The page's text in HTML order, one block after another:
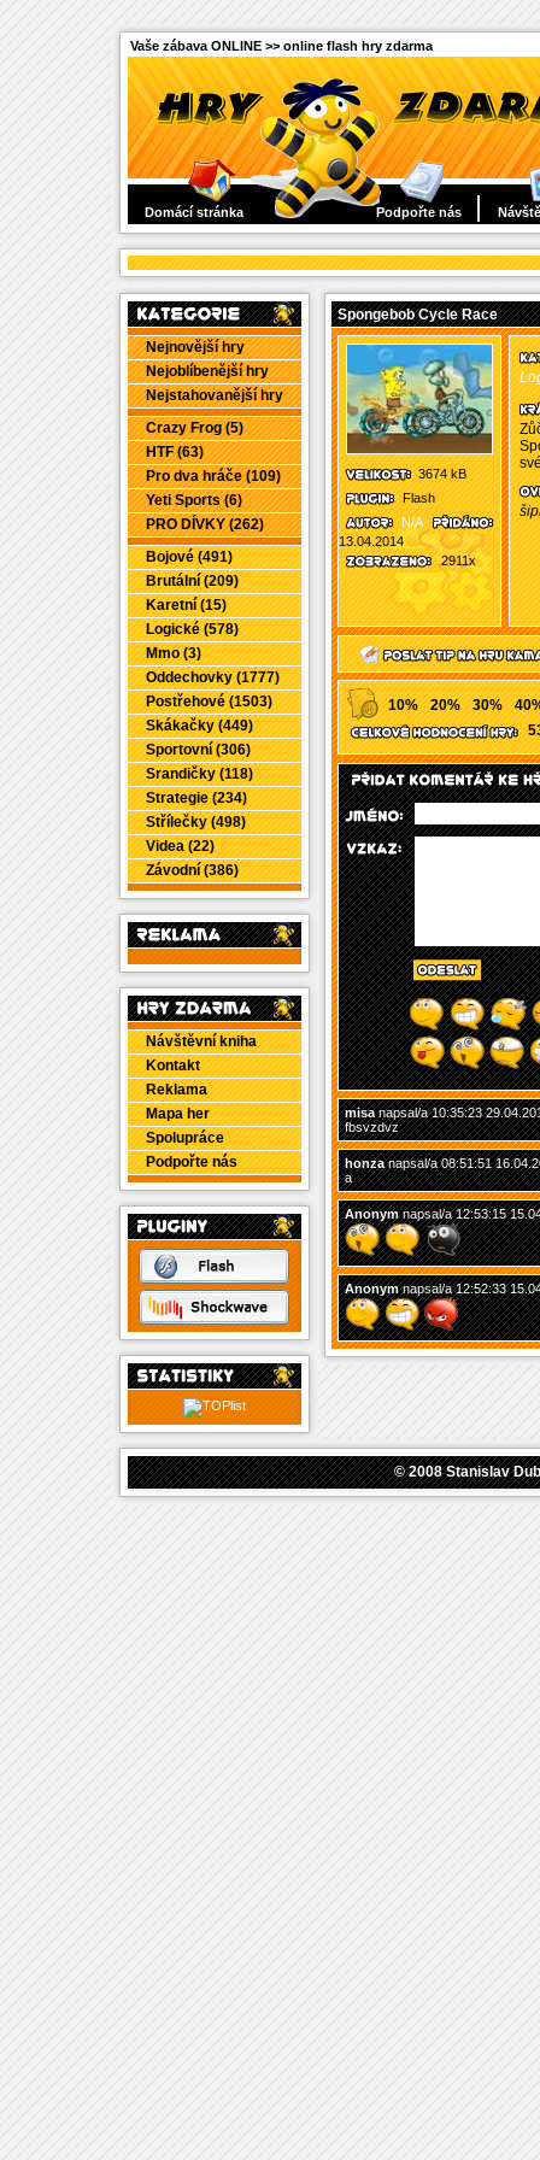
Vaše zábava ONLINE >> online flash hry zdarma
Domácí stránka Podpořte nás
Nejnovější hry
Nejoblíbenější hry
Nejstahovanější hry
Crazy Frog (5)
HTF (63)
Pro dva hráče (109)
Yeti Sports (6)
PRO DÍVKY (262)
Bojové (491)
Brutální (209)
Karetní (15)
Logické (578)
Mmo (3)
Oddechovky (1777)
Postřehové (1503)
Skákačky (449)
Sportovní (306)
Srandičky (118)
Strategie (234)
Střílečky (498)
Videa (22)
Závodní (386)
Návštěvní kniha
Kontakt
Reklama
Mapa her
Spolupráce
Podpořte nás
Spongebob Cycle Race
3674 kB
Flash
N/A
13.04.2014
2911x
10% 20% 30%
misanapsal/a 10:35:23
fbsvzdvz
honzanapsal/a 08:51:51
a
Anonymnapsal/a 12:53:15
Anonymnapsal/a 12:52:33
© 2008Stanislav